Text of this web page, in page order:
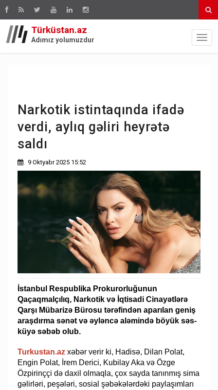
Türküstan.az
Adımız yolumuzdur
Narkotik istintaqında ifadə
verdi, aylıq gəliri heyrətə
saldı
9 Oktyabr 2025 15:52
İstanbul Respublika Prokurorluğunun
Qaçaqmalçılıq, Narkotik və İqtisadi Cinayətlərə
Qarşı Mübarizə Bürosu tərəfindən aparılan geniş
araşdırma sənət və əyləncə aləmində böyük səs-
küyə səbəb olub.
Turkustan.azxəbər verir ki, Hadisə, Dilan Polat,
Engin Polat, İrem Derici, Kubilay Aka və Özge
Özpirinççi də daxil olmaqla, çox sayda tanınmış sima
gəlirləri, peşələri, sosial şəbəkələrdəki paylaşımları